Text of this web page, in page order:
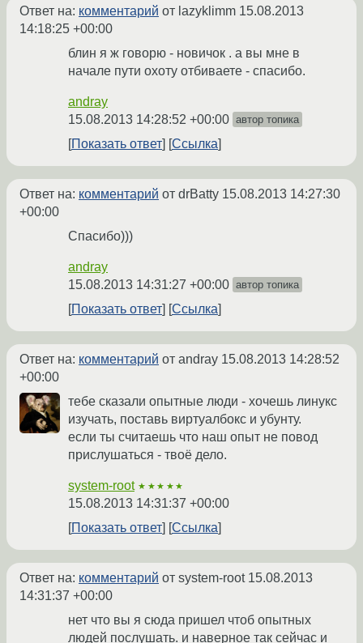
Ответ на: комментарий от lazyklimm 15.08.2013
14:18:25 +00:00
блин я ж говорю - новичок . а вы мне в
начале пути охоту отбиваете - спасибо.
andray
15.08.2013 14:28:52 +00:00 автор топика
Показать ответ Ссылка
Ответ на: комментарий от drBatty 15.08.2013 14:27:30
+00:00
Спасибо)))
andray
15.08.2013 14:31:27 +00:00 автор топика
Показать ответ Ссылка
Ответ на: комментарий от andray 15.08.2013 14:28:52
+00:00
тебе сказали опытные люди - хочешь линукс
изучать, поставь виртуалбокс и убунту.
если ты считаешь что наш опыт не повод
прислушаться - твоё дело.
system-root ★★★★★
15.08.2013 14:31:37 +00:00
Показать ответ
Ссылка
Ответ на: комментарий от system-root 15.08.2013
14:31:37 +00:00
нет что вы я сюда пришел чтоб опытных
людей послушать. и наверное так сейчас и